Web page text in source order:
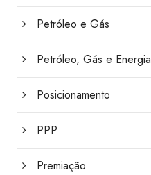
Petróleo e Gás
Petróleo, Gás e Energia
Posicionamento
PPP
Premiação